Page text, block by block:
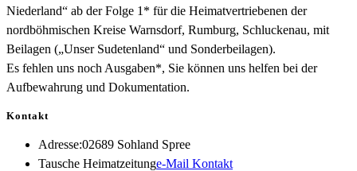
Niederland“ ab der Folge 1* für die Heimatvertriebenen der
nordböhmischen Kreise Warnsdorf, Rumburg, Schluckenau, mit
Beilagen („Unser Sudetenland“ und Sonderbeilagen).
Es fehlen uns noch Ausgaben*, Sie können uns helfen bei der
Aufbewahrung und Dokumentation.
Kontakt
Adresse:02689 Sohland Spree
Tausche Heimatzeitunge-Mail KontaktOpens